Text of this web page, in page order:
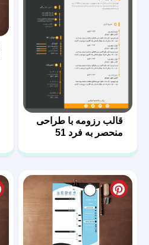
قالب رزومه با طراحی
منحصر به فرد 51